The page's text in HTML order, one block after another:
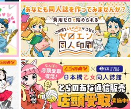
まなざし